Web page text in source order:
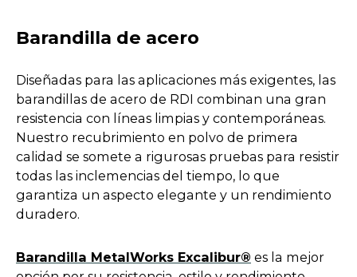
t
b
Barandilla de acero
Diseñadas para las aplicaciones más exigentes, las
barandillas de acero de RDI combinan una gran
resistencia con líneas limpias y contemporáneas.
Nuestro recubrimiento en polvo de primera
calidad se somete a rigurosas pruebas para resistir
todas las inclemencias del tiempo, lo que
garantiza un aspecto elegante y un rendimiento
duradero.
Barandilla MetalWorks Excalibur® o
es la mejor